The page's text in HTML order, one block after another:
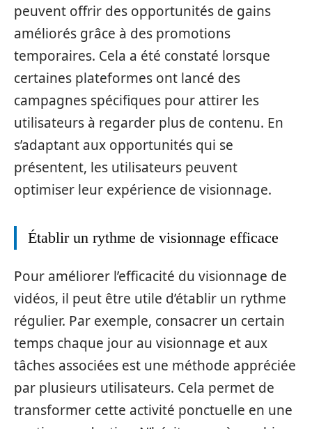
peuvent offrir des opportunités de gains
améliorés grâce à des promotions
temporaires. Cela a été constaté lorsque
certaines plateformes ont lancé des
campagnes spécifiques pour attirer les
utilisateurs à regarder plus de contenu. En
s’adaptant aux opportunités qui se
présentent, les utilisateurs peuvent
optimiser leur expérience de visionnage.
Établir un rythme de visionnage efficace
Pour améliorer l’efficacité du visionnage de
vidéos, il peut être utile d’établir un rythme
régulier. Par exemple, consacrer un certain
temps chaque jour au visionnage et aux
tâches associées est une méthode appréciée
par plusieurs utilisateurs. Cela permet de
transformer cette activité ponctuelle en une